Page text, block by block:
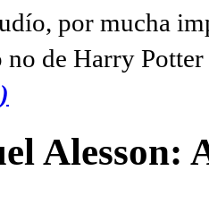
por mucha
no de Harry
Alesson: